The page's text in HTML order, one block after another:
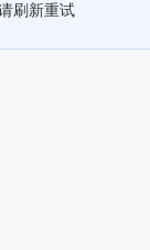
刷新重试